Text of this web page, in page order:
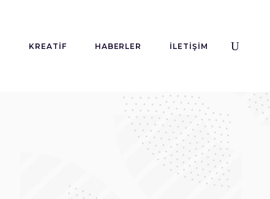
KREATIF HABERLER İLETIŞIM